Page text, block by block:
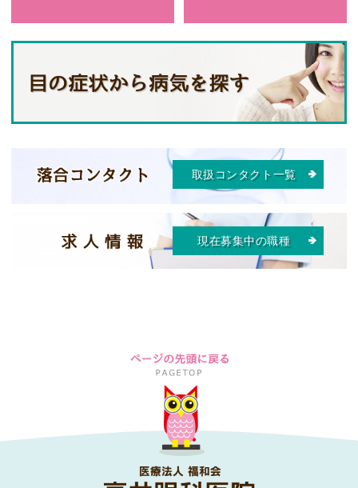
取扱コンタクト一覧
現在募集中の職種